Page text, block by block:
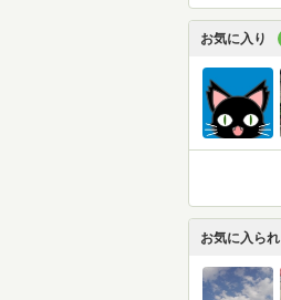
お気に入り
お気に入られ